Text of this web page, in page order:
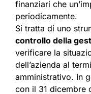
finanziari che
periodicamente.
Si tratta di uno
controllo della
verificare la
dell’azienda al
amministrativo. In
con il 31 dicembre